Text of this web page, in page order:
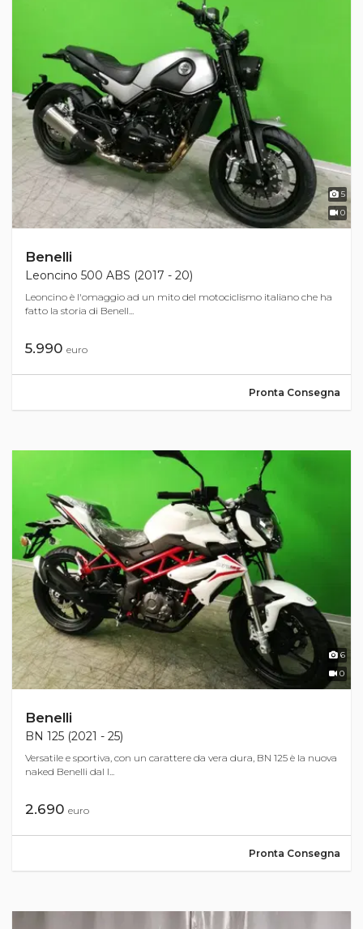
5
0
Benelli
Leoncino 500 ABS (2017 - 20)
Leoncino è l'omaggio ad un mito del motociclismo italiano che ha
fatto la storia di Benell...
5.990 euro
Pronta Consegna
6
0
Benelli
BN 125 (2021 - 25)
Versatile e sportiva, con un carattere da vera dura, BN 125 è la nuova
naked Benelli dal l...
2.690 euro
Pronta Consegna